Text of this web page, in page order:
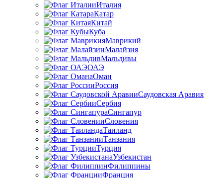
Италия
Катар
Китай
Куба
Маврикий
Малайзия
Мальдивы
ОАЭ
Оман
Россия
Саудовская Аравия
Сербия
Сингапур
Словения
Таиланд
Танзания
Турция
Узбекистан
Филиппины
Франция